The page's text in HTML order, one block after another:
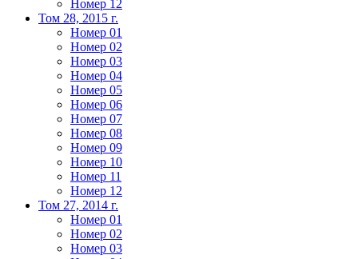
Номер 12
Том 28, 2015 г.
Номер 01
Номер 02
Номер 03
Номер 04
Номер 05
Номер 06
Номер 07
Номер 08
Номер 09
Номер 10
Номер 11
Номер 12
Том 27, 2014 г.
Номер 01
Номер 02
Номер 03